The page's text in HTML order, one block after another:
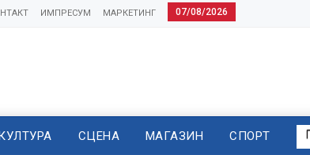
07/08/2026
МАРКЕТИНГ
ИМПРЕСУМ
СЦЕНА МАГАЗИН СПОРТ